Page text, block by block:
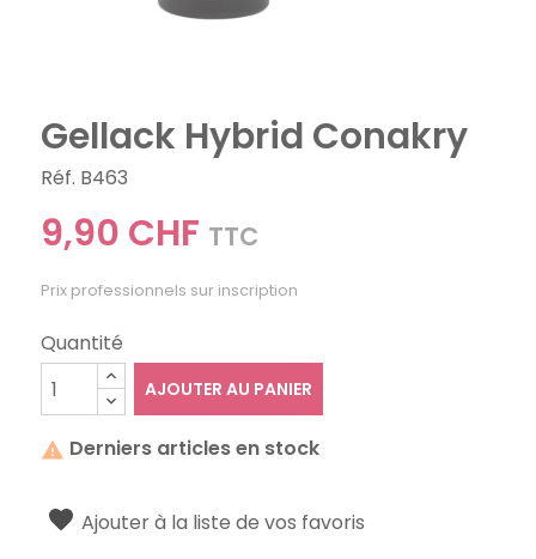
Gellack Hybrid Conakry
Réf. B463
9,90 CHF TTC
Prix professionnels sur inscription
Quantité
AJOUTER AU PANIER
 Derniers articles en stock
Ajouter à la liste de vos favoris